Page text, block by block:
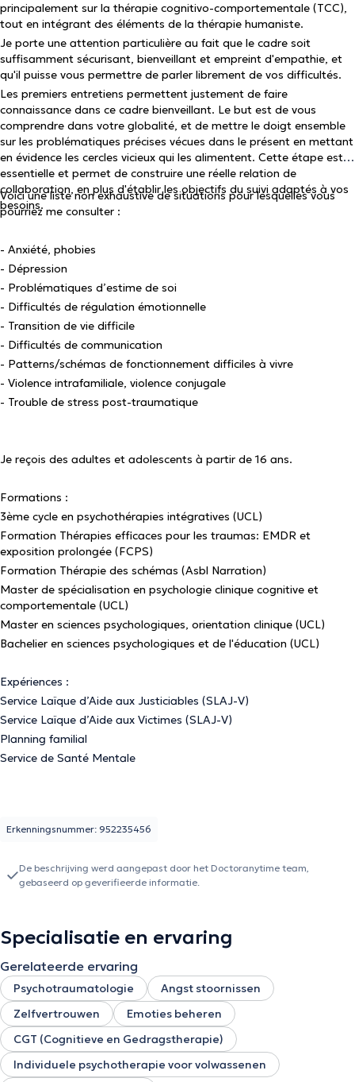
principalement sur la thérapie cognitivo-comportementale (TCC),
tout en intégrant des éléments de la thérapie humaniste.
Je porte une attention particulière au fait que le cadre soit
suffisamment sécurisant, bienveillant et empreint d'empathie, et
qu'il puisse vous permettre de parler librement de vos difficultés.
Les premiers entretiens permettent justement de faire
connaissance dans ce cadre bienveillant. Le but est de vous
comprendre dans votre globalité, et de mettre le doigt ensemble
sur les problématiques précises vécues dans le présent en mettant
en évidence les cercles vicieux qui les alimentent. Cette étape est
essentielle et permet de construire une réelle relation de
collaboration, en plus d'établir les objectifs du suivi adaptés à vos
besoins.
Voici une liste non exhaustive de situations pour lesquelles vous
pourriez me consulter :
- Anxiété, phobies
- Dépression
- Problématiques d’estime de soi
- Difficultés de régulation émotionnelle
- Transition de vie difficile
- Difficultés de communication
- Patterns/schémas de fonctionnement difficiles à vivre
- Violence intrafamiliale, violence conjugale
- Trouble de stress post-traumatique
Je reçois des adultes et adolescents à partir de 16 ans.
Formations :
3ème cycle en psychothérapies intégratives (UCL)
Formation Thérapies efficaces pour les traumas: EMDR et
exposition prolongée (FCPS)
Formation Thérapie des schémas (Asbl Narration)
Master de spécialisation en psychologie clinique cognitive et
comportementale (UCL)
Master en sciences psychologiques, orientation clinique (UCL)
Bachelier en sciences psychologiques et de l'éducation (UCL)
Expériences :
Service Laïque d’Aide aux Justiciables (SLAJ-V)
Service Laïque d’Aide aux Victimes (SLAJ-V)
Planning familial
Service de Santé Mentale
Erkenningsnummer: 952235456
De beschrijving werd aangepast door het Doctoranytime team,
gebaseerd op geverifieerde informatie.
Specialisatie en ervaring
Gerelateerde ervaring
Psychotraumatologie
Angst stoornissen
Zelfvertrouwen
Emoties beheren
CGT (Cognitieve en Gedragstherapie)
Individuele psychotherapie voor volwassenen